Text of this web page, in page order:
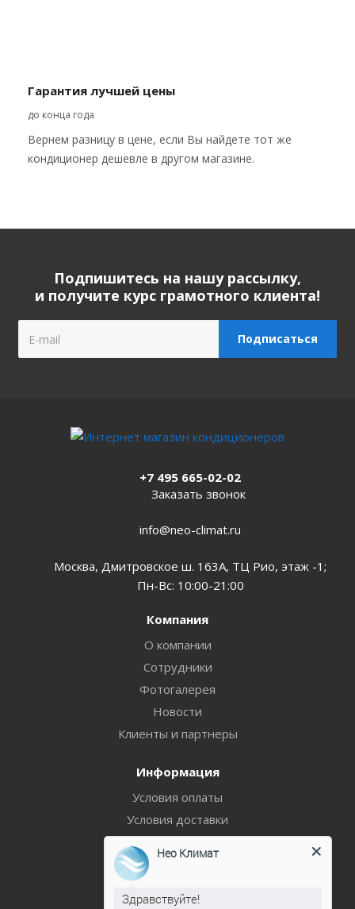
Гарантия лучшей цены
до конца года
Вернем разницу в цене, если Вы найдете тот же
кондиционер дешевле в другом магазине.
Подпишитесь на нашу рассылку,
и получите курс грамотного клиента!
+7 495 665-02-02
Заказать звонок
info@neo-climat.ru
Москва, Дмитровское ш. 163А, ТЦ Рио, этаж -1;
Пн-Вс: 10:00-21:00
Компания
О компании
Сотрудники
Фотогалерея
Новости
Клиенты и партнеры
Информация
Условия оплаты
Условия доставки
Гарантия на товар
Помощь
Нео Климат
Здравствуйте!